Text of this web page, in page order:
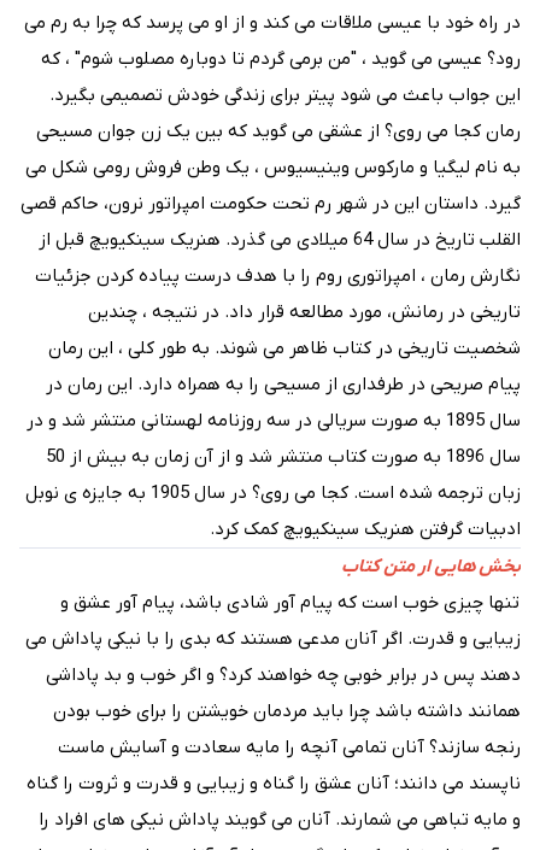
در راه خود با عیسی ملاقات می کند و از او می پرسد که چرا به رم می
رود؟ عیسی می گوید ، "من برمی گردم تا دوباره مصلوب شوم" ، که
این جواب باعث می شود پیتر برای زندگی خودش تصمیمی بگیرد.
رمان کجا می روی؟ از عشقی می گوید که بین یک زن جوان مسیحی
به نام لیگیا و مارکوس وینیسیوس ، یک وطن فروش رومی شکل می
گیرد. داستان این در شهر رم تحت حکومت امپراتور نرون، حاکم قصی
القلب تاریخ در سال 64 میلادی می گذرد. هنریک سینکیویچ قبل از
نگارش رمان ، امپراتوری روم را با هدف درست پیاده کردن جزئیات
تاریخی در رمانش، مورد مطالعه قرار داد. در نتیجه ، چندین
شخصیت تاریخی در کتاب ظاهر می شوند. به طور کلی ، این رمان
پیام صریحی در طرفداری از مسیحی را به همراه دارد. این رمان در
سال 1895 به صورت سریالی در سه روزنامه لهستانی منتشر شد و در
سال 1896 به صورت کتاب منتشر شد و از آن زمان به بیش از 50
زبان ترجمه شده است. کجا می روی؟ در سال 1905 به جایزه ی نوبل
ادبیات گرفتن هنریک سینکیویچ کمک کرد.
بخش هایی ار متن کتاب
تنها چیزی خوب است که پیام آور شادی باشد، پیام آور عشق و
زیبایی و قدرت. اگر آنان مدعی هستند که بدی را با نیکی پاداش می
دهند پس در برابر خوبی چه خواهند کرد؟ و اگر خوب و بد پاداشی
همانند داشته باشد چرا باید مردمان خویشتن را برای خوب بودن
رنجه سازند؟ آنان تمامی آنچه را مایه سعادت و آسایش ماست
ناپسند می دانند؛ آنان عشق را گناه و زیبایی و قدرت و ثروت را گناه
و مایه تباهی می شمارند. آنان می گویند پاداش نیکی های افراد را